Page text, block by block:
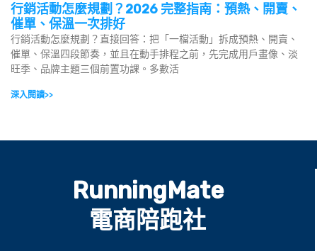
行銷活動怎麼規劃？2026 完整指南：預熱、開賣、
催單、保溫一次排好
行銷活動怎麼規劃？直接回答：把「一檔活動」拆成預熱、開賣、
催單、保溫四段節奏，並且在動手排程之前，先完成用戶畫像、淡
旺季、品牌主題三個前置功課。多數活
深入閱讀>>
RunningMate
電商陪跑社